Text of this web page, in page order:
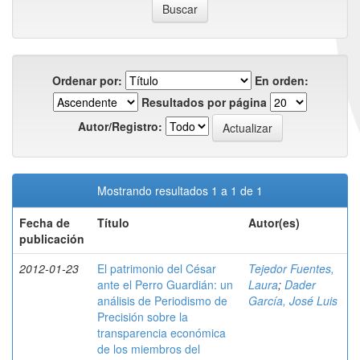
Ordenar por:
En orden:
Resultados por página
Autor/Registro:
Mostrando resultados 1 a 1 de 1
Fecha de
publicación
Título Autor(es)
2012-01-23
El patrimonio del César
ante el Perro Guardián: un
análisis de Periodismo de
Precisión sobre la
transparencia económica
de los miembros del
Tejedor Fuentes,
Laura; Dader
García, José Luis